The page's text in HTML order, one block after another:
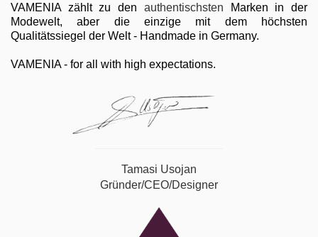
VAMENIA zählt zu den authentischsten Marken in der
Modewelt, aber die einzige mit dem höchsten
Qualitätssiegel der Welt - Handmade in Germany.
VAMENIA - for all with high expectations.
Tamasi Usojan
Gründer/CEO/Designer